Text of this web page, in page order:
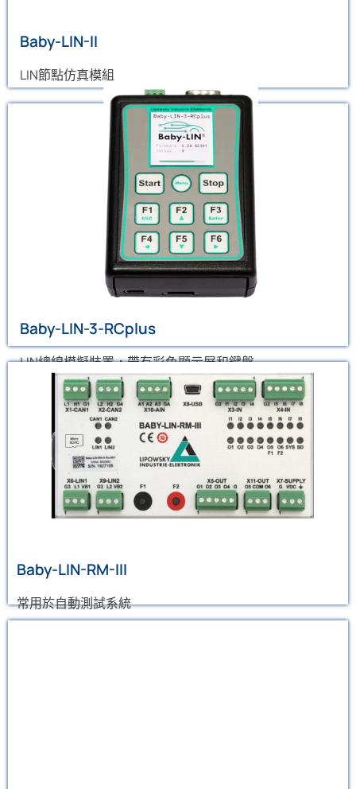
Baby-LIN-II
LIN節點仿真模組
Baby-LIN-3-RCplus
LIN總線模擬裝置，帶有彩色顯示屏和鍵盤
Baby-LIN-3-RCplus
用於LIN/CAN匯流排仿真、控制單元測試、自動測試系統
和EOL應用，其獨立模式，可以用程式命令序列控制設備
了解更多
Baby-LIN-RM-III
常用於自動測試系統
Baby-LIN-RM-III
可同時模擬一個LIN主節點及多個從節點，附按鍵與數位
IO，可和PLC配合使用，實現自動化測試
了解更多